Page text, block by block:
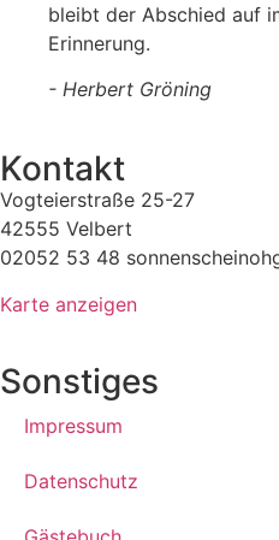
bleibt der Abschied auf
Erinnerung.
- Herbert Gröning
Kontakt
Vogteierstraße 25-27
42555 Velbert
02052 53 48
Karte anzeigen
Sonstiges
Impressum
Datenschutz